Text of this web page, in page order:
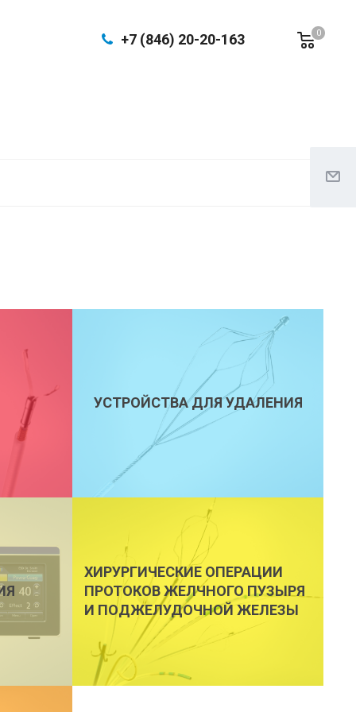
0
+7 (846) 20-20-163
УСТРОЙСТВА ДЛЯ УДАЛЕНИЯ
ХИРУРГИЧЕСКИЕ ОПЕРАЦИИ
ПРОТОКОВ ЖЕЛЧНОГО ПУЗЫРЯ
И ПОДЖЕЛУДОЧНОЙ ЖЕЛЕЗЫ